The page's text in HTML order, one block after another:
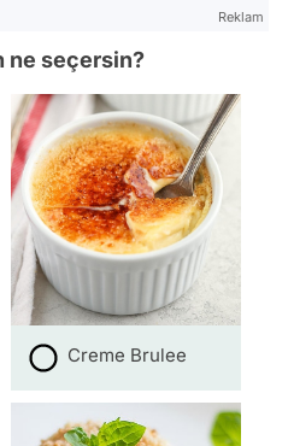
Reklam
ne seçersin?
Creme Brulee